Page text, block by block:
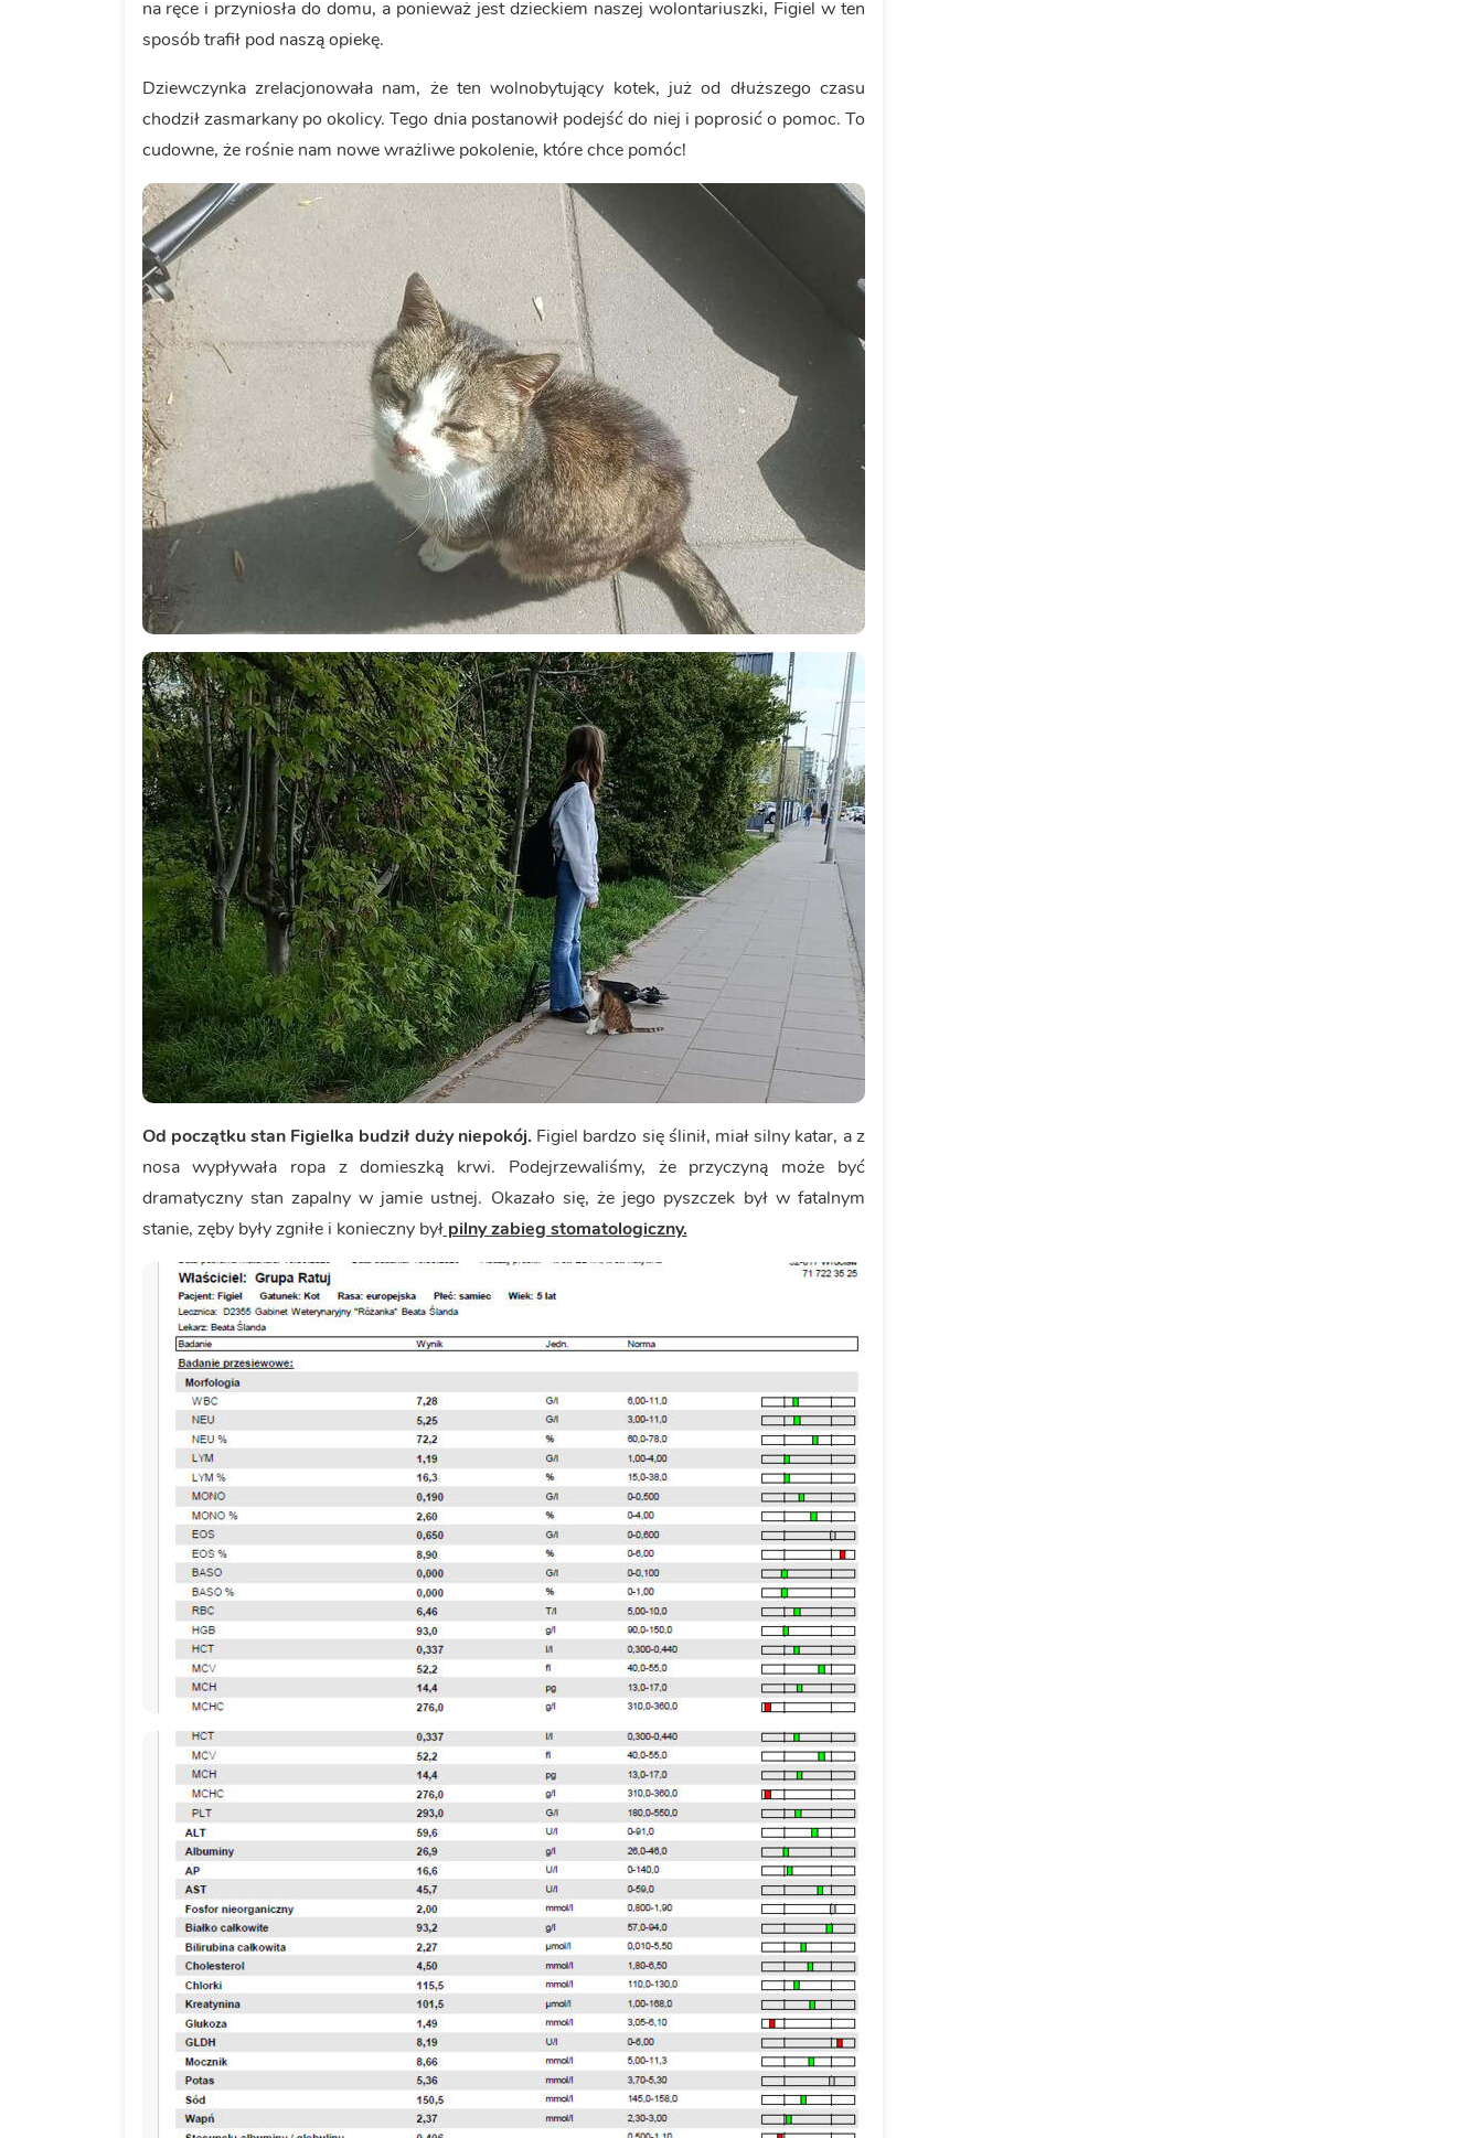
na ręce i przyniosła do domu, a ponieważ jest dzieckiem naszej wolontariuszki, Figiel w ten
sposób trafił pod naszą opiekę.
Dziewczynka zrelacjonowała nam, że ten wolnobytujący kotek, już od dłuższego czasu
chodził zasmarkany po okolicy. Tego dnia postanowił podejść do niej i poprosić o pomoc. To
cudowne, że rośnie nam nowe wrażliwe pokolenie, które chce pomóc!
Od początku stan Figielka budził duży niepokój. Figiel bardzo się ślinił, miał silny katar, a z
nosa wypływała ropa z domieszką krwi. Podejrzewaliśmy, że przyczyną może być
dramatyczny stan zapalny w jamie ustnej. Okazało się, że jego pyszczek był w fatalnym
stanie, zęby były zgniłe i konieczny byłpilny zabieg stomatologiczny.